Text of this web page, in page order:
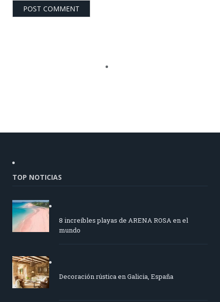
TOP NOTICIAS
8 increíbles playas de ARENA ROSA en el
mundo
Decoración rústica en Galicia, España